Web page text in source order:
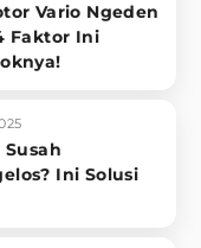
Vario Ngeden
Faktor Ini
Ini Solusi